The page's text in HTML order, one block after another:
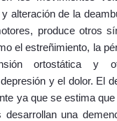
alteración de la
produce otros
el estreñimiento, la
ortostática y
y el dolor. El
ya que se estima
una